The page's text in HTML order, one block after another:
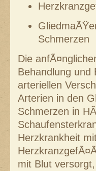
Schmerzen
Die
Behandlung und
arteriellen
Arterien in den
Schmerzen in
Herzkrankheit
mit Blut